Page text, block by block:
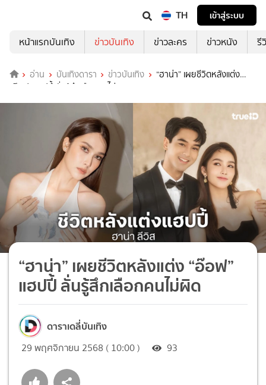
TH
เข้าสู่ระบบ
หน้าแรกบันเทิง
ข่าวบันเทิง ข่าวละคร ข่าวหนัง รี
อ่าน บันเทิงดารา ข่าวบันเทิง
“ฮาน่า” เผยชีวิตหลังแต่ง
“อ๊อฟ” แฮปปี้ ลั่นรู้สึกเลือกคนไม่ผิด
“ฮาน่า” เผยชีวิตหลังแต่ง “อ๊อฟ”
แฮปปี้ ลั่นรู้สึกเลือกคนไม่ผิด
ดาราเดลี่บันเทิง
29 พฤศจิกายน 2568 ( 10:00 ) 93